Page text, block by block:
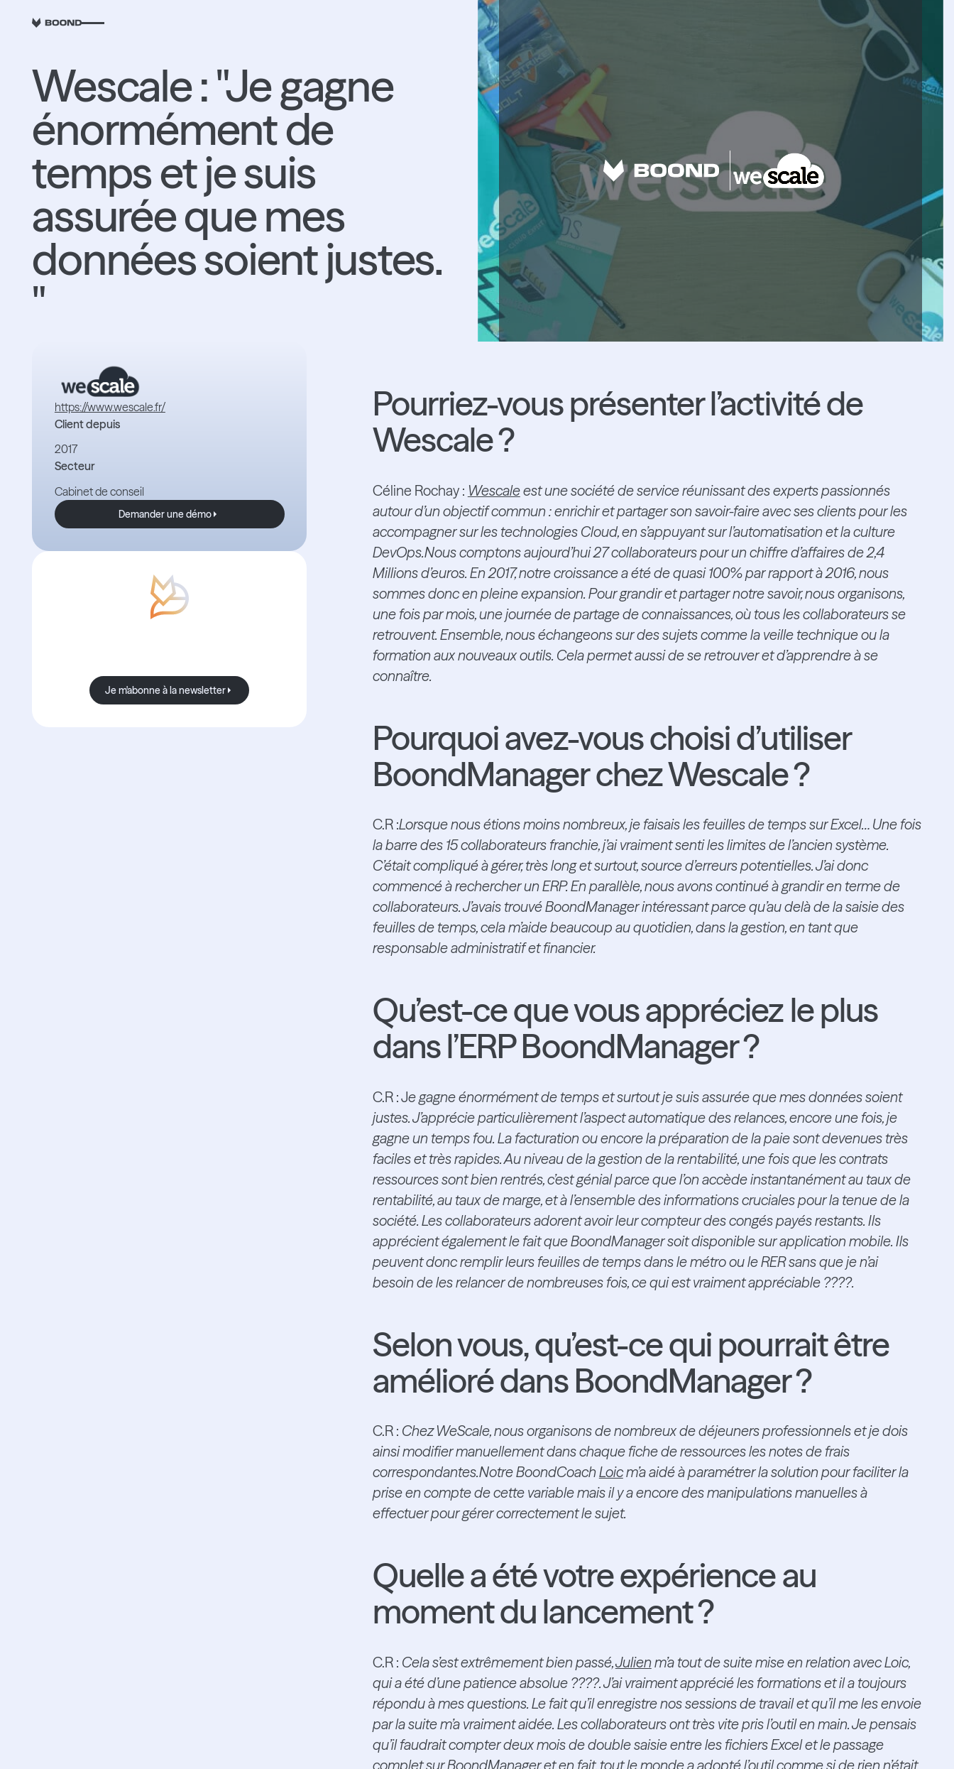
RETOUR
Wescale : "Je gagne
énormément de
temps et je suis
assurée que mes
données soient justes.
"
https://www.wescale.fr/
Client depuis
2017
Secteur
Cabinet de conseil
Demander une démo
Demander une démo
Je m'abonne à la newsletter
Je m'abonne à la newsletter
Pourriez-vous présenter l’activité de
Wescale ?
Céline Rochay : Wescaleest une société de service réunissant des experts passionnés
autour d’un objectif commun : enrichir et partager son savoir-faire avec ses clients pour les
accompagner sur les technologies Cloud, en s’appuyant sur l’automatisation et la culture
DevOps.Nous comptons aujourd’hui 27 collaborateurs pour un chiffre d’affaires de 2,4
Millions d’euros. En 2017, notre croissance a été de quasi 100% par rapport à 2016, nous
sommes donc en pleine expansion. Pour grandir et partager notre savoir, nous organisons,
une fois par mois, une journée de partage de connaissances, où tous les collaborateurs se
retrouvent. Ensemble, nous échangeons sur des sujets comme la veille technique ou la
formation aux nouveaux outils. Cela permet aussi de se retrouver et d’apprendre à se
connaître.
Pourquoi avez-vous choisi d’utiliser
BoondManager chez Wescale ?
C.R :Lorsque nous étions moins nombreux, je faisais les feuilles de temps sur Excel… Une fois
la barre des 15 collaborateurs franchie, j’ai vraiment senti les limites de l’ancien système.
C’était compliqué à gérer, très long et surtout, source d’erreurs potentielles. J’ai donc
commencé à rechercher un ERP. En parallèle, nous avons continué à grandir en terme de
collaborateurs. J’avais trouvé BoondManager intéressant parce qu’au delà de la saisie des
feuilles de temps, cela m’aide beaucoup au quotidien, dans la gestion, en tant que
responsable administratif et financier.
Qu’est-ce que vous appréciez le plus
dans l’ERP BoondManager ?
C.R : Je gagne énormément de temps et surtout je suis assurée que mes données soient
justes. J’apprécie particulièrement l’aspect automatique des relances, encore une fois, je
gagne un temps fou. La facturation ou encore la préparation de la paie sont devenues très
faciles et très rapides. Au niveau de la gestion de la rentabilité, une fois que les contrats
ressources sont bien rentrés, c’est génial parce que l’on accède instantanément au taux de
rentabilité, au taux de marge, et à l’ensemble des informations cruciales pour la tenue de la
société. Les collaborateurs adorent avoir leur compteur des congés payés restants. Ils
apprécient également le fait que BoondManager soit disponible sur application mobile. Ils
peuvent donc remplir leurs feuilles de temps dans le métro ou le RER sans que je n’ai
besoin de les relancer de nombreuses fois, ce qui est vraiment appréciable ????.
Selon vous, qu’est-ce qui pourrait être
amélioré dans BoondManager ?
C.R : Chez WeScale, nous organisons de nombreux de déjeuners professionnels et je dois
ainsi modifier manuellement dans chaque fiche de ressources les notes de frais
correspondantes.Notre BoondCoachLoicm’a aidé à paramétrer la solution pour faciliter la
prise en compte de cette variable mais il y a encore des manipulations manuelles à
effectuer pour gérer correctement le sujet.
Quelle a été votre expérience au
moment du lancement ?
C.R : Cela s’est extrêmement bien passé,Julienm’a tout de suite mise en relation avec Loic,
qui a été d’une patience absolue ????. J’ai vraiment apprécié les formations et il a toujours
répondu à mes questions. Le fait qu’il enregistre nos sessions de travail et qu’il me les envoie
par la suite m’a vraiment aidée. Les collaborateurs ont très vite pris l’outil en main. Je pensais
qu’il faudrait compter deux mois de double saisie entre les fichiers Excel et le passage
complet sur BoondManager, et en fait, tout le monde a adopté l’outil comme si de rien n’était